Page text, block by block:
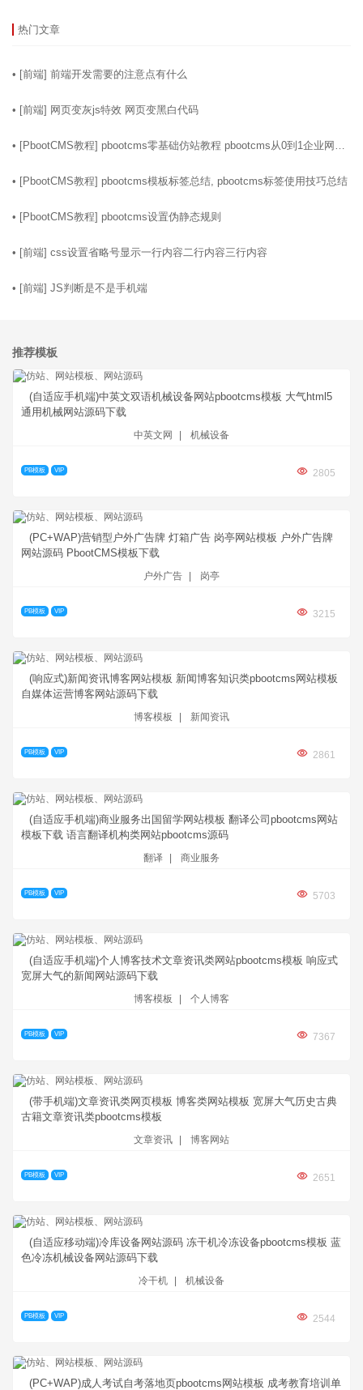
热门文章
• [前端] 前端开发需要的注意点有什么
• [前端] 网页变灰js特效 网页变黑白代码
• [PbootCMS教程] pbootcms零基础仿站教程 pbootcms从0到1企业网站
• [PbootCMS教程] pbootcms模板标签总结, pbootcms标签使用技巧总结
• [PbootCMS教程] pbootcms设置伪静态规则
• [前端] css设置省略号显示一行内容二行内容三行内容
• [前端] JS判断是不是手机端
推荐模板
(自适应手机端)中英文双语机械设备网站pbootcms模板 大气html5
通用机械网站源码下载
中英文网 机械设备
PB模板 VIP 2805
(PC+WAP)营销型户外广告牌 灯箱广告 岗亭网站模板 户外广告牌
网站源码 PbootCMS模板下载
户外广告 岗亭
PB模板 VIP 3215
(响应式)新闻资讯博客网站模板 新闻博客知识类pbootcms网站模板
自媒体运营博客网站源码下载
博客模板 新闻资讯
PB模板 VIP 2861
(自适应手机端)商业服务出国留学网站模板 翻译公司pbootcms网站
模板下载 语言翻译机构类网站pbootcms源码
翻译 商业服务
PB模板 VIP 5703
(自适应手机端)个人博客技术文章资讯类网站pbootcms模板 响应式
宽屏大气的新闻网站源码下载
博客模板 个人博客
PB模板 VIP 7367
(带手机端)文章资讯类网页模板 博客类网站模板 宽屏大气历史古典
古籍文章资讯类pbootcms模板
文章资讯 博客网站
PB模板 VIP 2651
(自适应移动端)冷库设备网站源码 冻干机冷冻设备pbootcms模板 蓝
色冷冻机械设备网站源码下载
冷干机 机械设备
PB模板 VIP 2544
(PC+WAP)成人考试自考落地页pbootcms网站模板 成考教育培训单